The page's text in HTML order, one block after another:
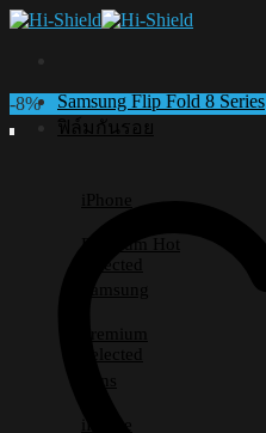
Skip
Samsung Flip Fold 8 Series
ฟิล์มกันรอย
iPhone
Premium
Selected
Samsung
Premium
Selected
Lens
iPhone
-8%